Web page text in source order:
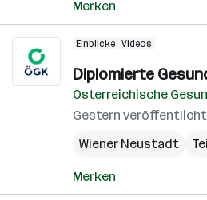
Merken
Einblicke Videos
Diplomierte
Österreichische
Gestern veröffentlicht
Wiener Neustadt
Merken